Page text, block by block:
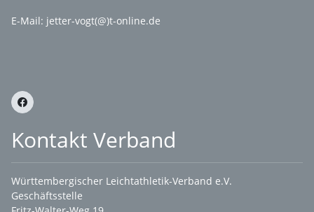
E-Mail: jetter-vogt(@)t-online.de
Kontakt Verband
Württembergischer Leichtathletik-Verband e.V.
Geschäftsstelle